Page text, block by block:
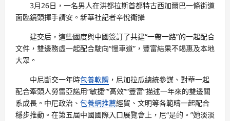
3月26日，一名男人在洪都拉斯首都特古西加爾巴一條街道
面臨鏡頭揮手請安。新華社記者辛悅衛攝
建交后，這些國度與中國簽訂了共建“一帶一路”的一起配合
文件，雙邊務虛一起配合駛向“慢車道”，豐富結果不竭惠及本地
大眾。
中尼斷交一年時包養軟體 ，尼加拉瓜總統參謀、對華一起
配合牽頭人勞雷亞諾用“敏捷”“高效”“豐富”描述一年來的雙邊關
系成長。中尼政治、 包養網推薦經貿、文明等各範疇一起配合
穩步推動。在第五屆中國國際入口展覽會上，尼“是的。”她淡淡